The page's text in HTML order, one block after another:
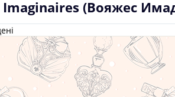
Imaginaires (Вояжес